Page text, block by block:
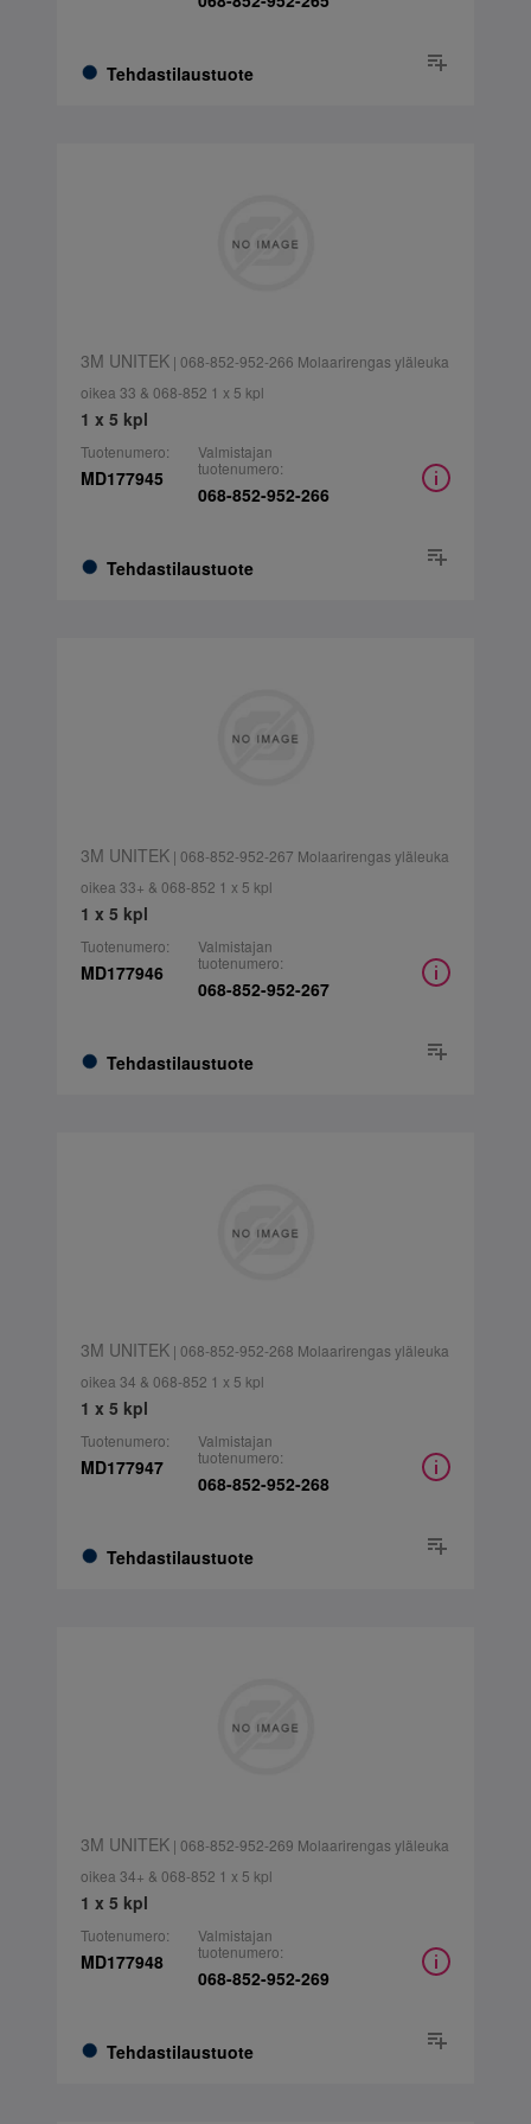
Tehdastilaustuote
3M UNITEK| 068-852-952-266 Molaarirengas yläleuka
oikea 33 & 068-852 1 x 5 kpl
1 x 5 kpl
Tuotenumero:
MD177945
Tehdastilaustuote
Valmistajan
tuotenumero:
068-852-952-266
3M UNITEK| 068-852-952-267 Molaarirengas yläleuka
oikea 33+ & 068-852 1 x 5 kpl
1 x 5 kpl
Tuotenumero:
MD177946
Tehdastilaustuote
Valmistajan
tuotenumero:
068-852-952-267
3M UNITEK| 068-852-952-268 Molaarirengas yläleuka
oikea 34 & 068-852 1 x 5 kpl
1 x 5 kpl
Tuotenumero:
MD177947
Tehdastilaustuote
Valmistajan
tuotenumero:
068-852-952-268
3M UNITEK| 068-852-952-269 Molaarirengas yläleuka
oikea 34+ & 068-852 1 x 5 kpl
1 x 5 kpl
Tuotenumero:
MD177948
Tehdastilaustuote
Valmistajan
tuotenumero:
068-852-952-269